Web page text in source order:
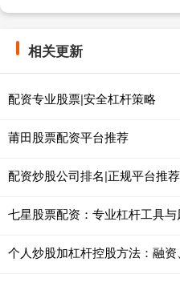
相关更新
配资专业股票|安全杠杆策略
莆田股票配资平台推荐
配资炒股公司排名|正规平台推
七星股票配资：专业杠杆工具
个人炒股加杠杆控股方法：融